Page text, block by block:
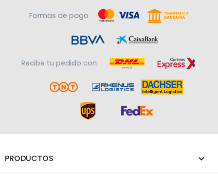
Formas de pago
Recibe tu pedido con
PRODUCTOS 